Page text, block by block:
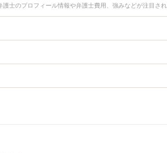
士のプロフィール情報や弁護士費用、強みなどが注目さ
による解雇回避のトラブル解決の実績豊富な近くの弁護
困りの相談者さんにおすすめです。